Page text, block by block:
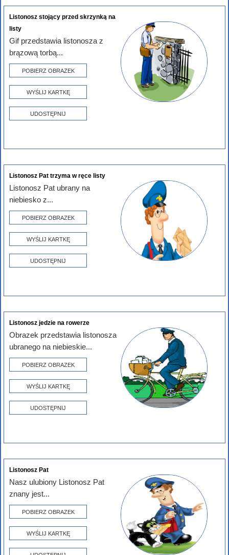
Listonosz stojący przed skrzynką na
listy
Gif przedstawia listonosza z
brązową torbą...
POBIERZ OBRAZEK
WYŚLIJ KARTKĘ
UDOSTĘPNIJ
Listonosz Pat trzyma w ręce listy
Listonosz Pat ubrany na
niebiesko z...
POBIERZ OBRAZEK
WYŚLIJ KARTKĘ
UDOSTĘPNIJ
Listonosz jedzie na rowerze
Obrazek przedstawia listonosza
ubranego na niebieskie...
POBIERZ OBRAZEK
WYŚLIJ KARTKĘ
UDOSTĘPNIJ
Listonosz Pat
Nasz ulubiony Listonosz Pat
znany jest...
POBIERZ OBRAZEK
WYŚLIJ KARTKĘ